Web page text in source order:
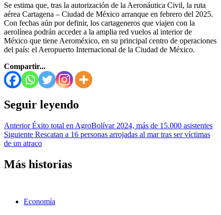
Se estima que, tras la autorización de la Aeronáutica Civil, la ruta
aérea Cartagena – Ciudad de México arranque en febrero del 2025.
Con fechas aún por definir, los cartageneros que viajen con la
aerolínea podrán acceder a la amplia red vuelos al interior de
México que tiene Aeroméxico, en su principal centro de operaciones
del país: el Aeropuerto Internacional de la Ciudad de México.
Compartir...
Seguir leyendo
AnteriorÉxito total en AgroBolívar 2024, más de 15.000 asistentes
Siguiente Rescatan a 16 personas arrojadas al mar tras ser víctimas
de un atraco
Más historias
Economía